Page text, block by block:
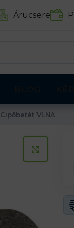
Árucsere
Cipőbetét VLNA